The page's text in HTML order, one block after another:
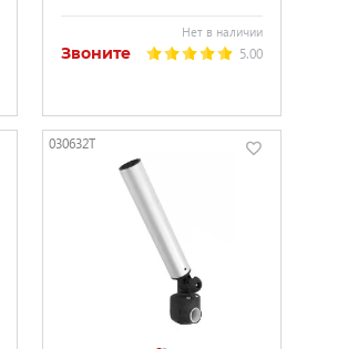
Нет в наличии
Звоните 5.00
030632T